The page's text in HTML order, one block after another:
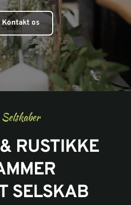
Kontakt os
Selskaber
RUSTIKKE
SELSKAB